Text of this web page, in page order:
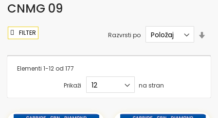
CNMG 09
Elementi 1-12 od 177
Prikaži na stran
Razvrsti po
FILTER